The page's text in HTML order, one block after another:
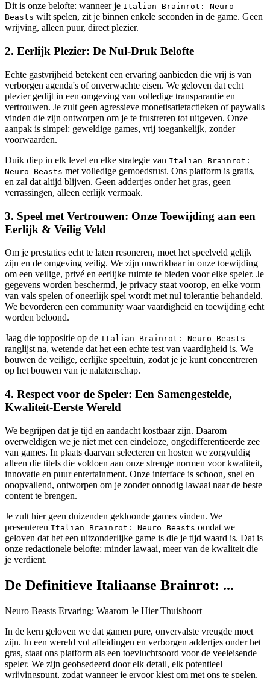
Dit is onze belofte: wanneer je Italian Brainrot: Neuro
Beasts wilt spelen, zit je binnen enkele seconden in de game. Geen
wrijving, alleen puur, direct plezier.
2. Eerlijk Plezier: De Nul-Druk Belofte
Echte gastvrijheid betekent een ervaring aanbieden die vrij is van
verborgen agenda's of onverwachte eisen. We geloven dat echt
plezier gedijt in een omgeving van volledige transparantie en
vertrouwen. Je zult geen agressieve monetisatietactieken of paywalls
vinden die zijn ontworpen om je te frustreren tot uitgeven. Onze
aanpak is simpel: geweldige games, vrij toegankelijk, zonder
voorwaarden.
Duik diep in elk level en elke strategie van Italian Brainrot:
Neuro Beasts met volledige gemoedsrust. Ons platform is gratis,
en zal dat altijd blijven. Geen addertjes onder het gras, geen
verrassingen, alleen eerlijk vermaak.
3. Speel met Vertrouwen: Onze Toewijding aan een
Eerlijk & Veilig Veld
Om je prestaties echt te laten resoneren, moet het speelveld gelijk
zijn en de omgeving veilig. We zijn onwrikbaar in onze toewijding
om een veilige, privé en eerlijke ruimte te bieden voor elke speler. Je
gegevens worden beschermd, je privacy staat voorop, en elke vorm
van vals spelen of oneerlijk spel wordt met nul tolerantie behandeld.
We bevorderen een community waar vaardigheid en toewijding echt
worden beloond.
Jaag die toppositie op de Italian Brainrot: Neuro Beasts
ranglijst na, wetende dat het een echte test van vaardigheid is. We
bouwen de veilige, eerlijke speeltuin, zodat je je kunt concentreren
op het bouwen van je nalatenschap.
4. Respect voor de Speler: Een Samengestelde,
Kwaliteit-Eerste Wereld
We begrijpen dat je tijd en aandacht kostbaar zijn. Daarom
overweldigen we je niet met een eindeloze, ongedifferentieerde zee
van games. In plaats daarvan selecteren en hosten we zorgvuldig
alleen die titels die voldoen aan onze strenge normen voor kwaliteit,
innovatie en puur entertainment. Onze interface is schoon, snel en
onopvallend, ontworpen om je zonder onnodig lawaai naar de beste
content te brengen.
Je zult hier geen duizenden gekloonde games vinden. We
presenteren Italian Brainrot: Neuro Beasts omdat we
geloven dat het een uitzonderlijke game is die je tijd waard is. Dat is
onze redactionele belofte: minder lawaai, meer van de kwaliteit die
je verdient.
De Definitieve Italiaanse Brainrot: ...
Neuro Beasts Ervaring: Waarom Je Hier Thuishoort
In de kern geloven we dat gamen pure, onvervalste vreugde moet
zijn. In een wereld vol afleidingen en verborgen addertjes onder het
gras, staat ons platform als een toevluchtsoord voor de veeleisende
speler. We zijn geobsedeerd door elk detail, elk potentieel
wrijvingspunt, zodat wanneer je ervoor kiest om met ons te spelen,